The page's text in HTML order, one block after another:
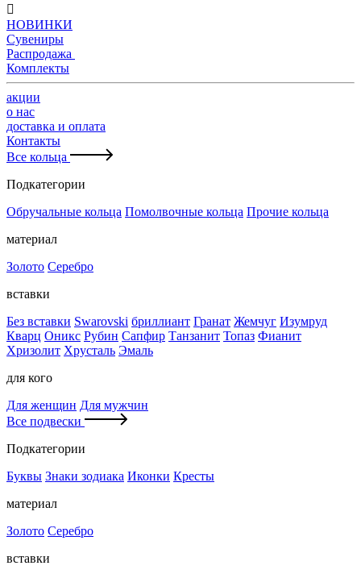

НОВИНКИ
Сувениры
Распродажа
Комплекты
акции
о нас
доставка и оплата
Контакты
Все кольца
Подкатегории
Обручальные кольца Помолвочные кольца Прочие кольца
материал
Золото Серебро
вставки
Без вставки Swarovski бриллиант Гранат Жемчуг Изумруд
Кварц Оникс Рубин Сапфир Танзанит Топаз Фианит
Хризолит Хрусталь Эмаль
для кого
Для женщин Для мужчин
Все подвески
Подкатегории
Буквы Знаки зодиака Иконки Кресты
материал
Золото Серебро
вставки